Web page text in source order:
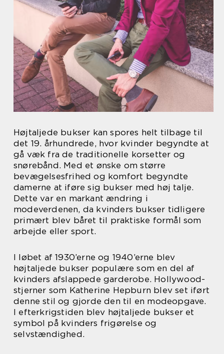
Højtaljede bukser kan spores helt tilbage til
det 19. århundrede, hvor kvinder begyndte at
gå væk fra de traditionelle korsetter og
snørebånd. Med et ønske om større
bevægelsesfrihed og komfort begyndte
damerne at iføre sig bukser med høj talje.
Dette var en markant ændring i
modeverdenen, da kvinders bukser tidligere
primært blev båret til praktiske formål som
arbejde eller sport.
I løbet af 1930’erne og 1940’erne blev
højtaljede bukser populære som en del af
kvinders afslappede garderobe. Hollywood-
stjerner som Katherine Hepburn blev set iført
denne stil og gjorde den til en modeopgave.
I efterkrigstiden blev højtaljede bukser et
symbol på kvinders frigørelse og
selvstændighed.